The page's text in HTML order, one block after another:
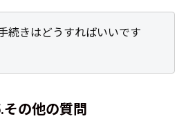
続きはどうすればいいです
その他の質問